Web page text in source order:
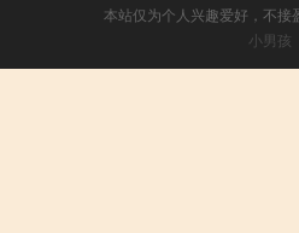
本站仅为个人兴趣爱好，不接
小男孩